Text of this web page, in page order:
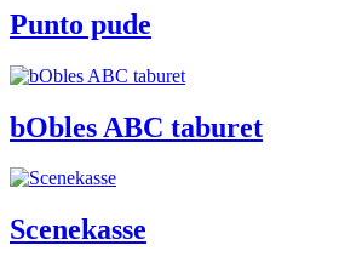
Punto pude
bObles ABC taburet
Scenekasse